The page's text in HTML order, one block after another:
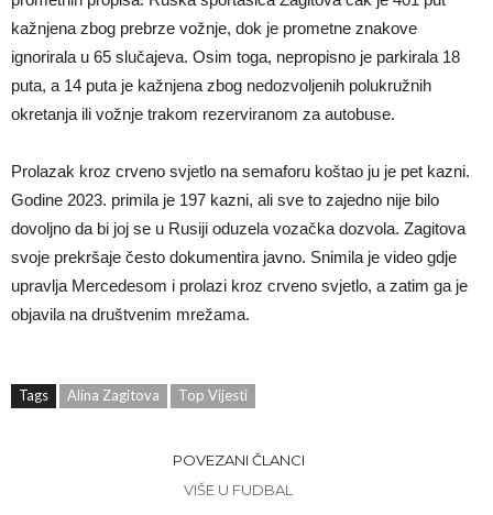
kažnjena zbog prebrze vožnje, dok je prometne znakove
ignorirala u 65 slučajeva. Osim toga, nepropisno je parkirala 18
puta, a 14 puta je kažnjena zbog nedozvoljenih polukružnih
okretanja ili vožnje trakom rezerviranom za autobuse.
Prolazak kroz crveno svjetlo na semaforu koštao ju je pet kazni.
Godine 2023. primila je 197 kazni, ali sve to zajedno nije bilo
dovoljno da bi joj se u Rusiji oduzela vozačka dozvola. Zagitova
svoje prekršaje često dokumentira javno. Snimila je video gdje
upravlja Mercedesom i prolazi kroz crveno svjetlo, a zatim ga je
objavila na društvenim mrežama.
Tags Alina Zagitova Top Vijesti
POVEZANI ČLANCI
VIŠE U FUDBAL